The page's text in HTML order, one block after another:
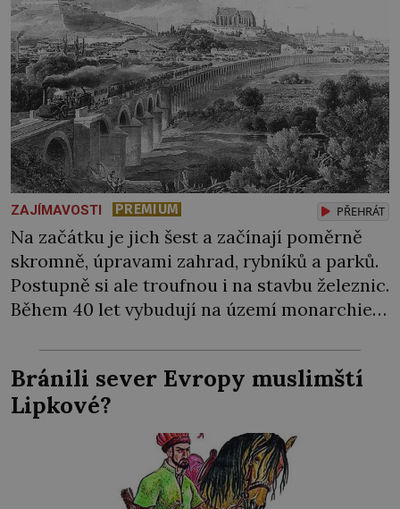
ZAJÍMAVOSTI PREMIUM PŘEHRÁT
Na začátku je jich šest a začínají poměrně
skromně, úpravami zahrad, rybníků a parků.
Postupně si ale troufnou i na stavbu železnic.
Během 40 let vybudují na území monarchie
Ohromně na tom zbohatnou… Podnikavého
ducha zdědí bratři Kleinové po otci
Johannovi (1756–1835), který má malý statek
Bránili sever Evropy muslimští
Lipkové?